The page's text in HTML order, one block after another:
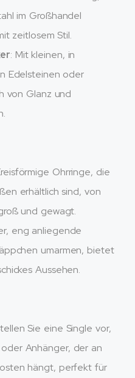
im Großhandel
zeitlosem Stil.
: Mit kleinen, in
Edelsteinen oder
von Glanz und
Ohrringe, die
erhältlich sind, von
und gewagt.
eng anliegende
umarmen, bietet
Aussehen.
Sie eine Single vor,
Anhänger, der an
hängt, perfekt für